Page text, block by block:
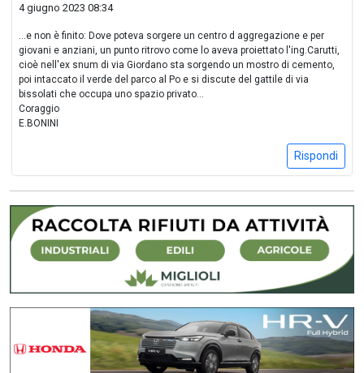
4 giugno 2023 08:34
...e non è finito: Dove poteva sorgere un centro d aggregazione e per
giovani e anziani, un punto ritrovo come lo aveva proiettato l'ing.Carutti,
cioè nell'ex snum di via Giordano sta sorgendo un mostro di cemento,
poi intaccato il verde del parco al Po e si discute del gattile di via
bissolati che occupa uno spazio privato...
Coraggio
E.BONINI
Rispondi